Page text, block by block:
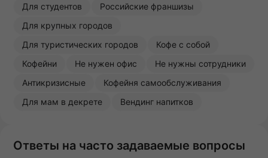
Для студентов
Российские франшизы
Для крупных городов
Для туристических городов
Кофе с собой
Кофейни
Не нужен офис
Не нужны сотрудники
Антикризисные
Кофейня самообслуживания
Для мам в декрете
Вендинг напитков
Ответы на часто задаваемые вопросы